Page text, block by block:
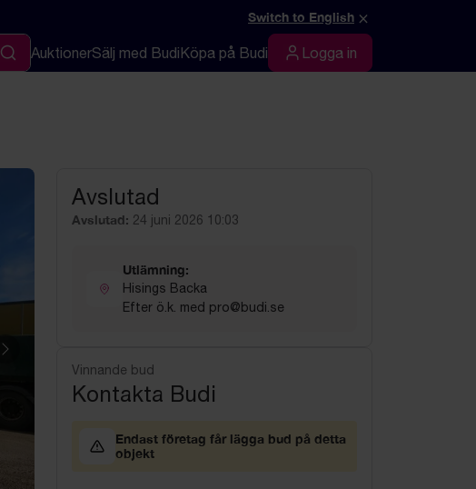
Switch to English ×
Sök
AuktionerSälj med BudiKöpa på Budi Logga in
Logga in
Nästa
Avslutad
Avslutad: 24 juni 2026 10:03
Utlämning:
Hisings Backa
Efter ö.k. med pro@budi.se
Vinnande bud
Kontakta Budi
Endast företag får lägga bud på detta
objekt